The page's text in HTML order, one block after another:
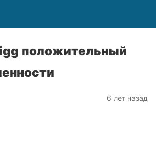
положительный
6 лет назад